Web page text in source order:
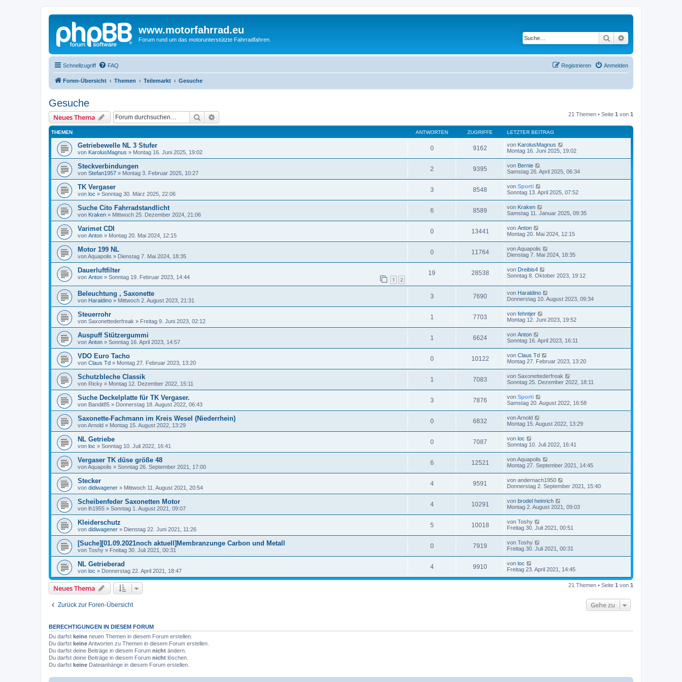
www.motorfahrrad.eu
Forum rund um das motorunterstützte Fahrradfahren. Suche
Schnellzugriff FAQ Anmelden
Registrieren
Foren-Übersicht Themen Teilemarkt Gesuche
Gesuche
Neues Thema Suche 21 Themen • Seite 1 von 1
THEMEN ANTWORTEN ZUGRIFFE LETZTER BEITRAG
Getriebewelle NL 3 Stufer
von KarolusMagnus » Montag 16. Juni 2025, 19:02
0 9162 von KarolusMagnus
Montag 16. Juni 2025, 19:02
Steckverbindungen
von Stefan1957 » Montag 3. Februar 2025, 10:27
2 9395 von Bernie
Samstag 26. April 2025, 06:34
TK Vergaser
von loc » Sonntag 30. März 2025, 22:06
3 8548 von Sporti
Sonntag 13. April 2025, 07:52
Suche Cito Fahrradstandlicht
von Kraken » Mittwoch 25. Dezember 2024, 21:06
6 8589 von Kraken
Samstag 11. Januar 2025, 09:35
Varimet CDI
von Anton » Montag 20. Mai 2024, 12:15
0 13441 von Anton
Montag 20. Mai 2024, 12:15
Motor 199 NL
vonAquapolis » Dienstag 7. Mai 2024, 18:35
0 11764 vonAquapolis
Dienstag 7. Mai 2024, 18:35
Dauerluftfilter
von Anton » Sonntag 19. Februar 2023, 14:44 1 2
19 28538 von Dreibis4
Sonntag 8. Oktober 2023, 19:12
Beleuchtung , Saxonette
von Haraldino » Mittwoch 2. August 2023, 21:31
3 7690 von Haraldino
Donnerstag 10. August 2023, 09:34
Steuerrohr
von Saxonettederfreak » Freitag 9. Juni 2023, 02:12
1 7703 von fehntjer
Montag 12. Juni 2023, 19:52
Auspuff Stützergummi
von Anton » Sonntag 16. April 2023, 14:57
1 6624 von Anton
Sonntag 16. April 2023, 16:11
VDO Euro Tacho
von Claus Td » Montag 27. Februar 2023, 13:20
0 10122 von Claus Td
Montag 27. Februar 2023, 13:20
Schutzbleche Classik
von Ricky » Montag 12. Dezember 2022, 15:11
1 7083 von Saxonettederfreak
Sonntag 25. Dezember 2022, 18:11
Suche Deckelplatte für TK Vergaser.
von Bandit85 » Donnerstag 18. August 2022, 06:43
3 7876 von Sporti
Samstag 20. August 2022, 16:58
Saxonette-Fachmann im Kreis Wesel (Niederrhein)
vonArnold » Montag 15. August 2022, 13:29
0 6832 vonArnold
Montag 15. August 2022, 13:29
NL Getriebe
von loc » Sonntag 10. Juli 2022, 16:41
0 7087 von loc
Sonntag 10. Juli 2022, 16:41
Vergaser TK düse größe 48
vonAquapolis » Sonntag 26. September 2021, 17:00
6 12521 vonAquapolis
Montag 27. September 2021, 14:45
Stecker
von didiwagener » Mittwoch 11. August 2021, 20:54
4 9591 von andernach1950
Donnerstag 2. September 2021, 15:40
Scheibenfeder Saxonetten Motor
von lh1955 » Sonntag 1. August 2021, 09:07
4 10291 von brodel heinrich
Montag 2. August 2021, 09:03
Kleiderschutz
von didiwagener » Dienstag 22. Juni 2021, 11:26
5 10018 von Toshy
Freitag 30. Juli 2021, 00:51
[Suche][01.09.2021noch aktuell]Membranzunge Carbon und Metall
von Toshy » Freitag 30. Juli 2021, 00:31
0 7919 von Toshy
Freitag 30. Juli 2021, 00:31
NL Getrieberad
von loc » Donnerstag 22. April 2021, 18:47
4 9910 von loc
Freitag 23. April 2021, 14:45
Neues Thema 21 Themen • Seite 1 von 1
Zurück zur Foren-Übersicht Gehe zu
BERECHTIGUNGEN IN DIESEM FORUM
Du darfst keine neuen Themen in diesem Forum erstellen.
Du darfst keineAntworten zu Themen in diesem Forum erstellen.
Du darfst deine Beiträge in diesem Forum nicht ändern.
Du darfst deine Beiträge in diesem Forum nicht löschen.
Du darfst keine Dateianhänge in diesem Forum erstellen.